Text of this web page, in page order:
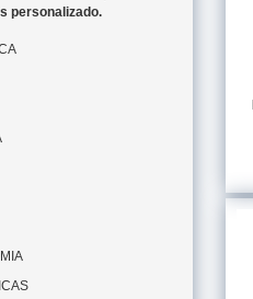
personalizado.